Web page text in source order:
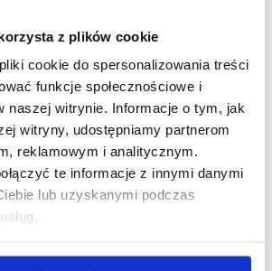
z plików cookie
cookie do spersonalizowania treści
funkcje społecznościowe i
naszej witrynie. Informacje o tym, jak
witryny, udostępniamy partnerom
reklamowym i analitycznym.
te informacje z innymi danymi
lub uzyskanymi podczas
powodu własnej choroby istnieje
– gdy musisz sprawować osobistą
dzieckiem lub innym członkiem
sytuację (np. wiek dziecka, brak
opieki przez inną osobę,
i może wystawić odpowiednie
wypłaty świadczeń są tu odmienne
– liczą się m.in. limity dni opieki
– przykłady i dobre